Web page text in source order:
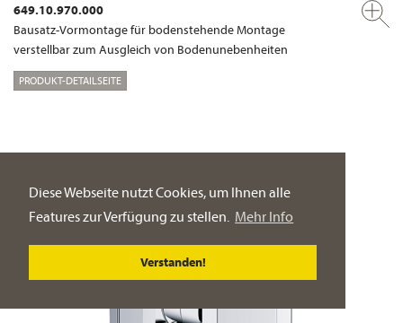
Diese Webseite nutzt Cookies, um Ihnen alle
Features zur Verfügung zu stellen. Mehr Info
Verstanden!
649.10.970.000
Bausatz-Vormontage für bodenstehende Montage
verstellbar zum Ausgleich von Bodenunebenheiten
PRODUKT-DETAILSEITE